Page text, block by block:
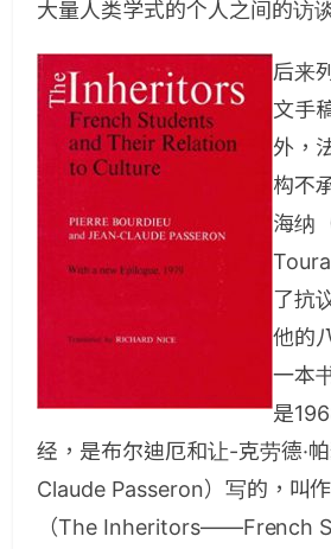
大量人类学式的个人之间的访
后来
文手
外，
构不
海纳
了抗
他的
一本
是
经，是布尔迪厄和让-克劳德·
Claude Passeron）写的，叫作
（The Inheritors——French